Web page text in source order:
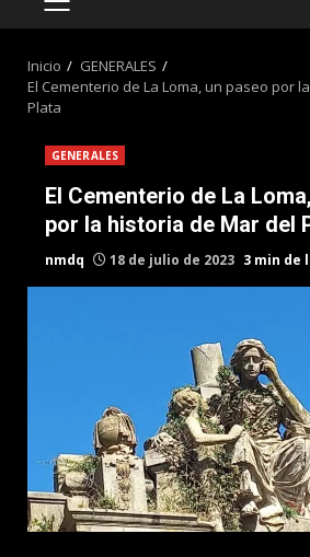
MENÚ
Inicio
GENERALES
El Cementerio de La Loma, un paseo por
Plata
GENERALES
El Cementerio de La
por la historia de Mar del
nmdq 18 de julio de 2023 3 min de